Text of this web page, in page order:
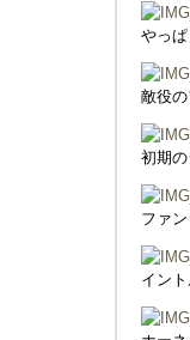
やっ
敵役
初期
ファン
イン